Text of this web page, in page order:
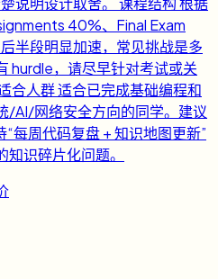
40%、Final Exam
半段明显加速，常见挑战是多
hurdle，请尽早针对考试或关
合人群 适合已完成基础编程和
/AI/网络安全方向的同学。建议
每周代码复盘 + 知识地图更新”
识碎片化问题。